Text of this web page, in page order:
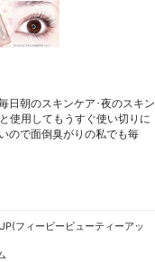
日朝のスキンケア･夜のスキン
使用してもうすぐ使い切りに
ので面倒臭がりの私でも毎
フィービービューティーアッ